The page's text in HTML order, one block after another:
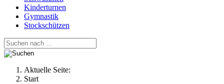
Kinderturnen
Gymnastik
Stockschützen
Aktuelle Seite:
Start